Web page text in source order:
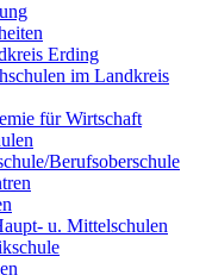
Erding
im Landkreis
für Wirtschaft
Berufsoberschule
u. Mittelschulen